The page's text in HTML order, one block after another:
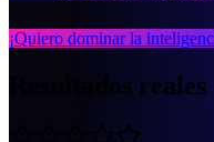
¡Quiero dominar la
Resultados reales